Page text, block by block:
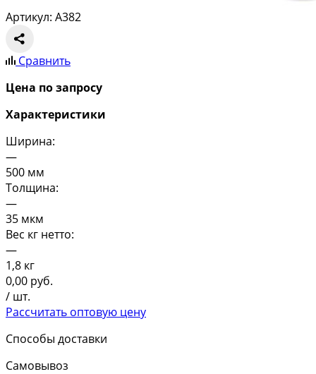
Артикул: A382
Сравнить
Цена по запросу
Характеристики
Ширина:
—
500 мм
Толщина:
—
35 мкм
Вес кг нетто:
—
1,8 кг
0,00 руб.
/ шт.
Рассчитать оптовую цену
Способы доставки
Самовывоз